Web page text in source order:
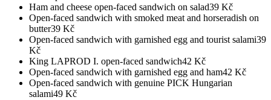
Ham and cheese open-faced sandwich on salad39 Kč
Open-faced sandwich with smoked meat and horseradish on
butter39 Kč
Open-faced sandwich with garnished egg and tourist salami39
Kč
King LAPROD I. open-faced sandwich42 Kč
Open-faced sandwich with garnished egg and ham42 Kč
Open-faced sandwich with genuine PICK Hungarian
salami49 Kč